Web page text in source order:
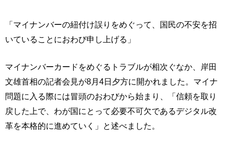
「マイナンバーの紐付け誤りをめぐって、国民の不安を招
いていることにおわび申し上げる」
マイナンバーカードをめぐるトラブルが相次ぐなか、岸田
文雄首相の記者会見が8月4日夕方に開かれました。マイナ
問題に入る際には冒頭のおわびから始まり、「信頼を取り
戻した上で、わが国にとって必要不可欠であるデジタル改
革を本格的に進めていく」と述べました。